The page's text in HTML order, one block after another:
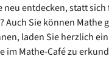
neu entdecken, statt
Auch Sie können
laden Sie herzlich
im Mathe-Café zu